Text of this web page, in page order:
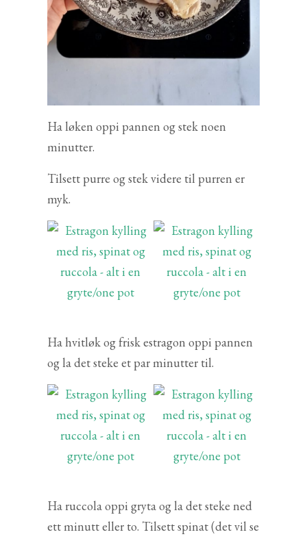
Ha løken oppi pannen og stek noen
minutter.
Tilsett purre og stek videre til purren er
myk.
Ha hvitløk og frisk estragon oppi pannen
og la det steke et par minutter til.
Ha ruccola oppi gryta og la det steke ned
ett minutt eller to. Tilsett spinat (det vil se